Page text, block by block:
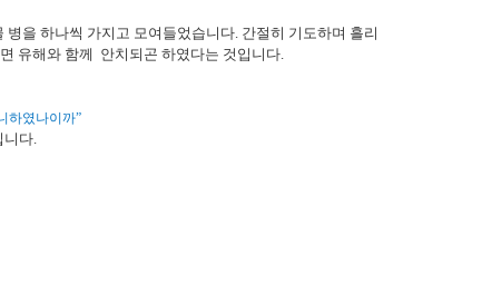
병을 하나씩 가지고 모여들었습니다. 간절히 기도하며 흘리
유해와 함께 안치되곤 하였다는 것입니다.
하였나이까”
니다.